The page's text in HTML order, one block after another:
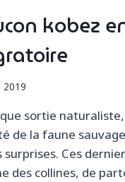
kobez
2019
sortie
de la faune
surprises. Ces
des collines, de